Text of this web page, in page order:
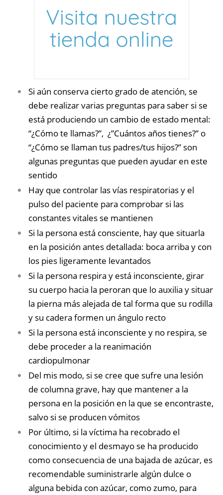
Si aún conserva cierto grado de atención, se
debe realizar varias preguntas para saber si se
está produciendo un cambio de estado mental:
“¿Cómo te llamas?”, ¿”Cuántos años tienes?” o
“¿Cómo se llaman tus padres/tus hijos?” son
algunas preguntas que pueden ayudar en este
sentido
Hay que controlar las vías respiratorias y el
pulso del paciente para comprobar si las
constantes vitales se mantienen
Si la persona está consciente, hay que situarla
en la posición antes detallada: boca arriba y con
los pies ligeramente levantados
Si la persona respira y está inconsciente, girar
su cuerpo hacia la peroran que lo auxilia y situar
la pierna más alejada de tal forma que su rodilla
y su cadera formen un ángulo recto
Si la persona está inconsciente y no respira, se
debe proceder a la reanimación
cardiopulmonar
Del mis modo, si se cree que sufre una lesión
de columna grave, hay que mantener a la
persona en la posición en la que se encontraste,
salvo si se producen vómitos
Por último, si la víctima ha recobrado el
conocimiento y el desmayo se ha producido
como consecuencia de una bajada de azúcar, es
recomendable suministrarle algún dulce o
alguna bebida con azúcar, como zumo, para